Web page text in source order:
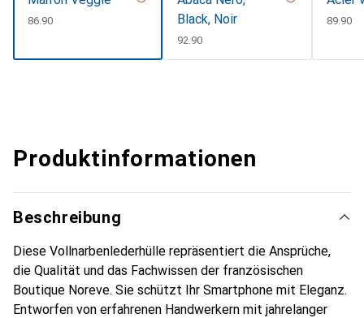
CHF
86.90
Black, Noir
CHF
92.90
CHF
89.90
Produktinformationen
Beschreibung
Diese Vollnarbenlederhülle repräsentiert die Ansprüche,
die Qualität und das Fachwissen der französischen
Boutique Noreve. Sie schützt Ihr Smartphone mit Eleganz.
Entworfen von erfahrenen Handwerkern mit jahrelanger